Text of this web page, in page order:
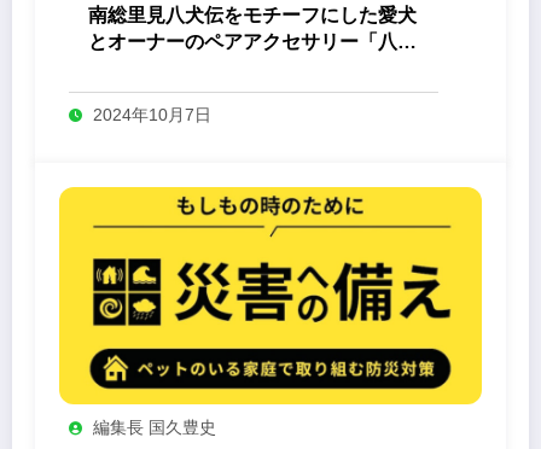
南総里見八犬伝をモチーフにした愛犬
とオーナーのペアアクセサリー「八心
2024年10月7日
編集長 国久豊史